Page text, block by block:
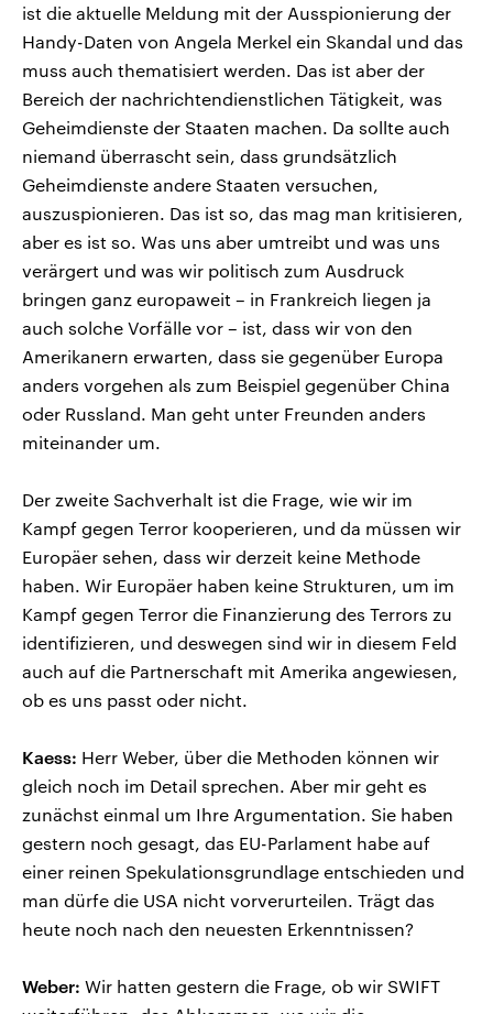
ist die aktuelle Meldung mit der Ausspionierung der
Handy-Daten von Angela Merkel ein Skandal und das
muss auch thematisiert werden. Das ist aber der
Bereich der nachrichtendienstlichen Tätigkeit, was
Geheimdienste der Staaten machen. Da sollte auch
niemand überrascht sein, dass grundsätzlich
Geheimdienste andere Staaten versuchen,
auszuspionieren. Das ist so, das mag man kritisieren,
aber es ist so. Was uns aber umtreibt und was uns
verärgert und was wir politisch zum Ausdruck
bringen ganz europaweit – in Frankreich liegen ja
auch solche Vorfälle vor – ist, dass wir von den
Amerikanern erwarten, dass sie gegenüber Europa
anders vorgehen als zum Beispiel gegenüber China
oder Russland. Man geht unter Freunden anders
miteinander um.
Der zweite Sachverhalt ist die Frage, wie wir im
Kampf gegen Terror kooperieren, und da müssen wir
Europäer sehen, dass wir derzeit keine Methode
haben. Wir Europäer haben keine Strukturen, um im
Kampf gegen Terror die Finanzierung des Terrors zu
identifizieren, und deswegen sind wir in diesem Feld
auch auf die Partnerschaft mit Amerika angewiesen,
ob es uns passt oder nicht.
Kaess: Herr Weber, über die Methoden können wir
gleich noch im Detail sprechen. Aber mir geht es
zunächst einmal um Ihre Argumentation. Sie haben
gestern noch gesagt, das EU-Parlament habe auf
einer reinen Spekulationsgrundlage entschieden und
man dürfe die USA nicht vorverurteilen. Trägt das
heute noch nach den neuesten Erkenntnissen?
Weber: Wir hatten gestern die Frage, ob wir SWIFT